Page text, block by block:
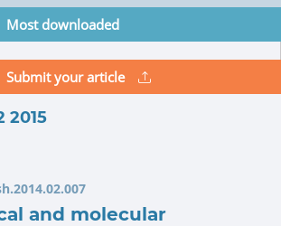
Most downloaded
Submit your article
2015
and molecular